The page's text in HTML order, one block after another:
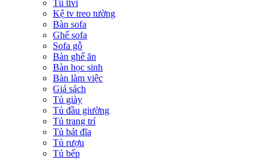
Tủ tivi
Kệ tv treo tường
Bàn sofa
Ghế sofa
Sofa gỗ
Bàn ghế ăn
Bàn học sinh
Bàn làm việc
Giá sách
Tủ giày
Tủ đầu giường
Tủ trang trí
Tủ bát đĩa
Tủ rượu
Tủ bếp